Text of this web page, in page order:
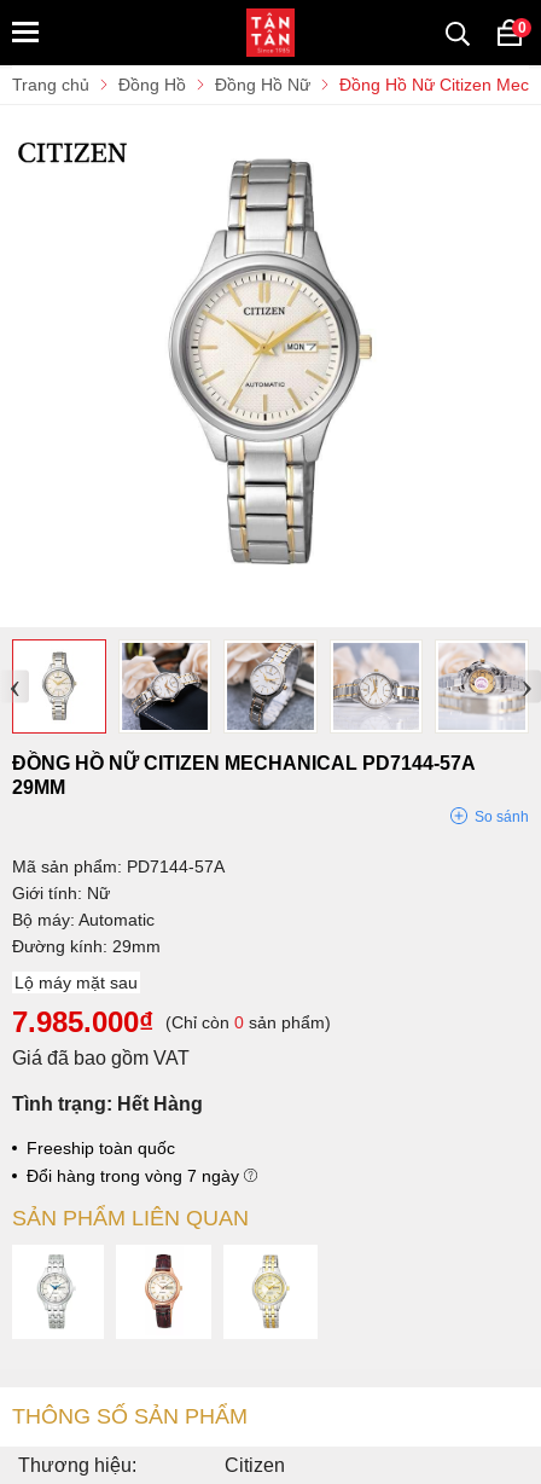
0
Trang chủ Đồng Hồ Đồng Hồ Nữ Đồng Hồ Nữ Citizen
‹ ›
ĐỒNG HỒ NỮ CITIZEN MECHANICAL PD7144-57A
29MM
So sánh
Mã sản phẩm: PD7144-57A
Giới tính: Nữ
Bộ máy: Automatic
Đường kính: 29mm
Lộ máy mặt sau
7.985.000₫ (Chỉ còn 0 sản phẩm)
Giá đã bao gồm VAT
Tình trạng: Hết Hàng
Freeship toàn quốc
Đổi hàng trong vòng 7 ngày
SẢN PHẨM LIÊN QUAN
THÔNG SỐ SẢN PHẨM
Thương hiệu:
Citizen